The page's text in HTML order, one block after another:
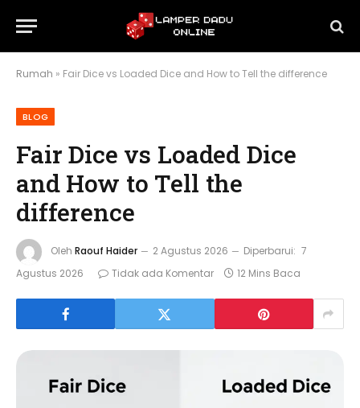
Rumah » Fair Dice vs Loaded Dice and How to Tell the difference
BLOG
Fair Dice vs Loaded Dice
and How to Tell the
difference
Oleh Raouf Haider 2 Agustus 2026 Diperbarui: 7
Agustus 2026
Tidak ada Komentar 12 Mins Baca